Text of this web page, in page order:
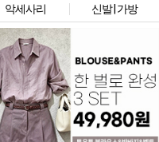
악세사리 신발 | 가방